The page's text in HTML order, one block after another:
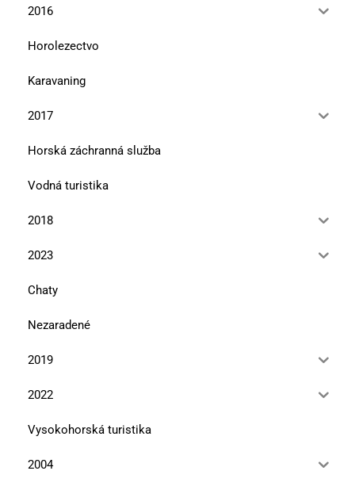
2016
Horolezectvo
Karavaning
2017
Horská záchranná služba
Vodná turistika
2018
2023
Chaty
Nezaradené
2019
2022
Vysokohorská turistika
2004